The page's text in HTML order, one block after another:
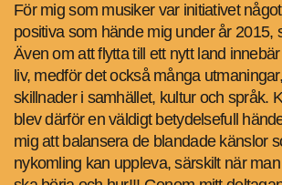
För mig som musiker var initiativet
positiva som hände mig under år 2015,
Även om att flytta till ett nytt land
liv, medför det också många
skillnader i samhället, kultur och språk.
blev därför en väldigt betydelsefull
mig att balansera de blandade känslor
nykomling kan uppleva, särskilt när